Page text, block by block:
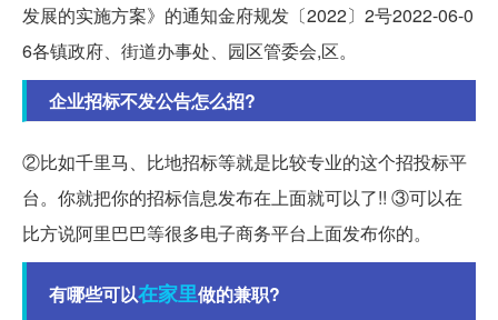
发展的实施方案》的通知金府规发〔2022〕2号2022-06-0
6各镇政府、街道办事处、园区管委会,区。
企业招标不发公告怎么招?
②比如千里马、比地招标等就是比较专业的这个招投标平
台。你就把你的招标信息发布在上面就可以了!! ③可以在
比方说阿里巴巴等很多电子商务平台上面发布你的。
有哪些可以在家里做的兼职?